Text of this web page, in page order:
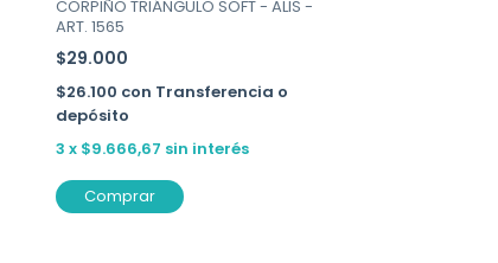
CORPIÑO TRIÁNGULO SOFT - ALIS -
ART. 1565
$29.000
$26.100 con Transferencia o
depósito
3 x $9.666,67 sin interés
Comprar